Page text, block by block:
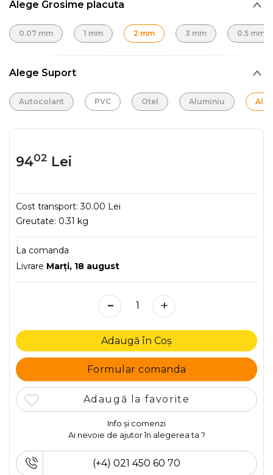
Alege Grosime placuta
0.07 mm 1 mm 2 mm 3 mm 0.5 mm
Alege Suport
Autocolant PVC Otel Aluminiu
9402 Lei
Cost transport:30.00 Lei
Greutate: 0.31 kg
La comanda
Livrare Marţi, 18 august
- +
Adaugă în Coș
Formular comanda
Adaugă la favorite
Info și comenzi
Ai nevoie de ajutor în alegerea ta ?
(+4) 021 450 60 70